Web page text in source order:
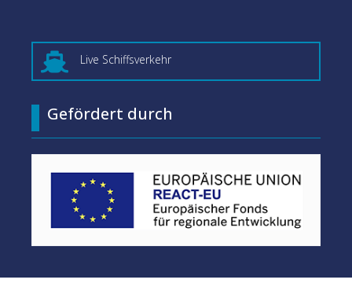
 Live Schiffsverkehr
Gefördert durch